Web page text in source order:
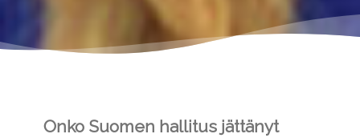
Onko Suomen hallitus jättänyt